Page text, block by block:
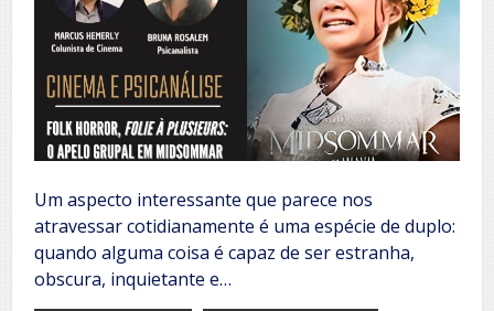
Um aspecto interessante que parece nos
atravessar cotidianamente é uma espécie de duplo:
quando alguma coisa é capaz de ser estranha,
obscura, inquietante e…